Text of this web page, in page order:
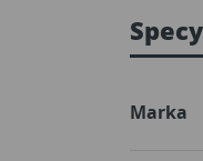
Marka